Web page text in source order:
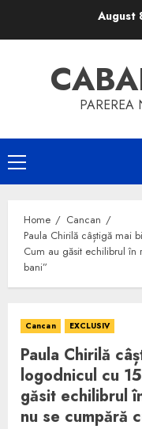
August
Primary
Menu
Home
Cancan
Paula Chirilă câștigă mai
Cum au găsit echilibrul în
bani”
Cancan EXCLUSIV
Paula Chirilă
logodnicul cu
găsit echilibrul
nu se cumpără